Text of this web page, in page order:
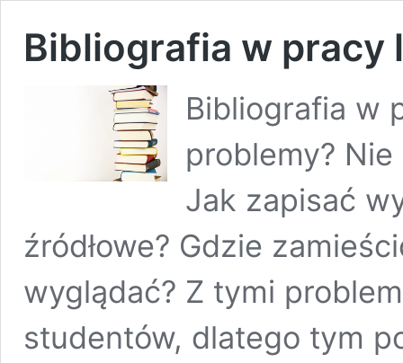
Bibliografia w pracy
Bibliografia w
problemy?
Jak zapisać
źródłowe? Gdzie
wyglądać? Z tymi
studentów, dlatego tym